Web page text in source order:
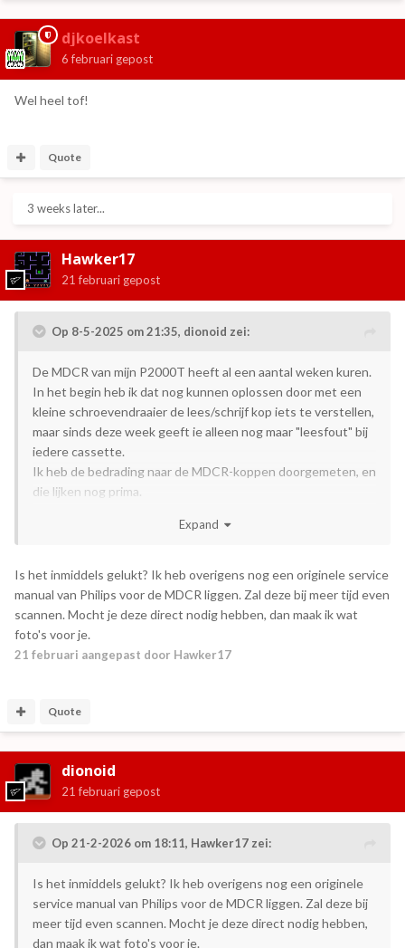
djkoelkast
6 februari gepost
Wel heel tof!
Quote
3 weeks later...
Hawker17
21 februari gepost
Op 8-5-2025 om 21:35, dionoid zei:
De MDCR van mijn P2000T heeft al een aantal weken kuren.
In het begin heb ik dat nog kunnen oplossen door met een
kleine schroevendraaier de lees/schrijf kop iets te verstellen,
maar sinds deze week geeft ie alleen nog maar "leesfout" bij
iedere cassette.
Ik heb de bedrading naar de MDCR-koppen doorgemeten, en
die lijken nog prima.
Is deze MDCR aan het einde van z'n levensduur? Of heeft er
brengen?
Als ik naar de lees/schrijf-kop kijk onder een vergrootglas,
dan zie ik wel slijtage, maar ik heb geen idee of dat de oorzaak
is. Ik had ook bedacht om de elco's te vervangen, maar die
zien er eigenlijk nog prima uit.
Expand
Is het inmiddels gelukt? Ik heb overigens nog een originele service
manual van Philips voor de MDCR liggen. Zal deze bij meer tijd even
scannen. Mocht je deze direct nodig hebben, dan maak ik wat
foto's voor je.
21 februari aangepast door Hawker17
Quote
dionoid
21 februari gepost
Op 21-2-2026 om 18:11, Hawker17 zei:
Is het inmiddels gelukt? Ik heb overigens nog een originele
service manual van Philips voor de MDCR liggen. Zal deze bij
meer tijd even scannen. Mocht je deze direct nodig hebben,
dan maak ik wat foto's voor je.